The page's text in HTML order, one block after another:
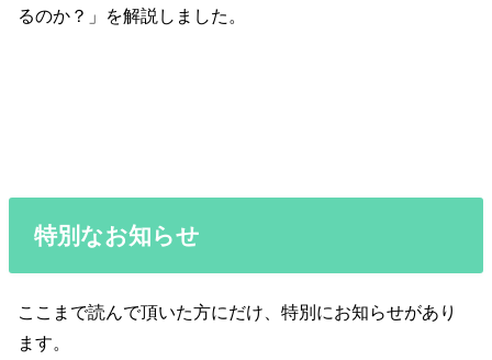
るのか？」を解説しました。
特別なお知らせ
ここまで読んで頂いた方にだけ、特別にお知らせがあり
ます。